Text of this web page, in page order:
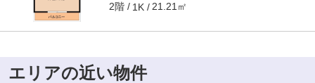
2階 1K 21.21㎡
エリアの近い物件